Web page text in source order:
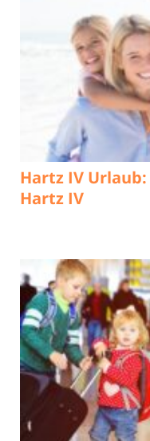
Hartz IV
Hartz IV